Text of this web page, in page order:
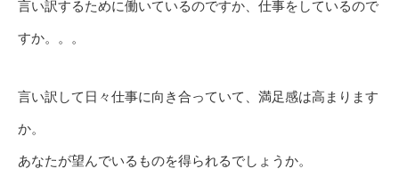
言い訳するために働いているのですか、仕事をしているので
すか。。。
言い訳して日々仕事に向き合っていて、満足感は高まります
か。
あなたが望んでいるものを得られるでしょうか。